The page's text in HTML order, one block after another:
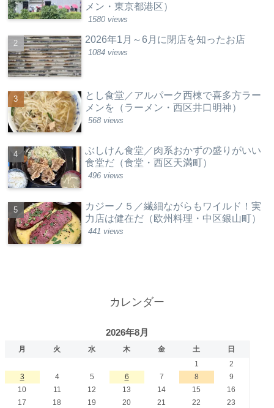
メン・東京都港区）
1580 views
2026年1月～6月に閉店を知ったお店
1084 views
とし食堂／アルパーク西棟で喜多方ラー
メンを（ラーメン・西区井口明神）
568 views
ぶしけん食堂／肉系おかずの盛りがいい
食堂だ（食堂・西区天満町）
496 views
カジーノ５／繊細ながらもワイルド！実
力店は健在だ（欧州料理・中区銀山町）
441 views
カレンダー
2026年8月
月 火 水 木 金 土
日
1
2
3
4 5 6 7 8
9
10
11 12 13 14 15
16
17
18 19 20 21 22
23